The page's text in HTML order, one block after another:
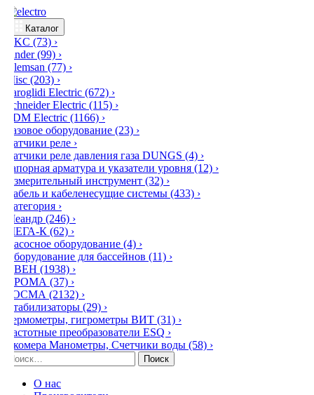
Каталог
DKC (73) ›
Finder(99) ›
Klemsan (77) ›
Misc (203) ›
Saroglidi Electric (672) ›
Schneider Electric (115) ›
TDM Electric (1166) ›
Газовое оборудование (23) ›
Датчики реле ›
Датчики реле давления газа DUNGS (4) ›
Запорная арматура и указатели уровня (12) ›
Измерительный инструмент (32) ›
Кабель и кабеленесущие системы (433) ›
Категория ›
Меандр (246) ›
МЕГА-К (62) ›
Насосное оборудование (4) ›
Оборудование для бассейнов (11) ›
ОВЕН (1938) ›
ПРОМА (37) ›
РОСМА (2132) ›
Стабилизаторы (29) ›
Термометры, гигрометры ВИТ (31) ›
Частотные преобразователи ESQ ›
Экомера Манометры, Счетчики воды (58) ›
Найти:
О нас